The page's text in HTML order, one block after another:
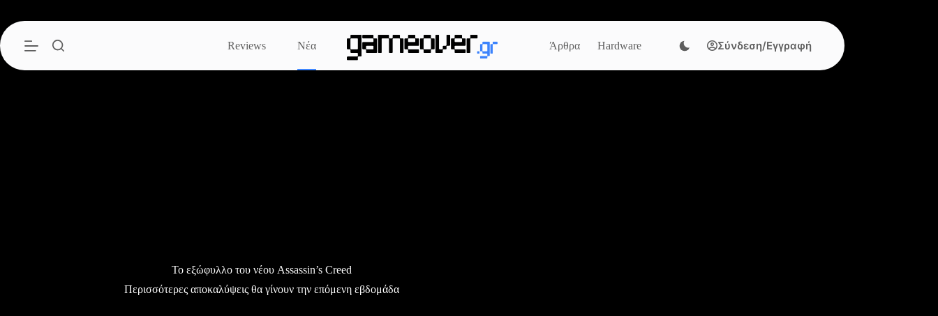
περιεχόμενο
Reviews
Νέα Άρθρα Hardware Σύνδεση/Εγγραφή
Το εξώφυλλο του νέου Assassin’s Creed
Περισσότερες αποκαλύψεις θα γίνουν την επόμενη εβδομάδα